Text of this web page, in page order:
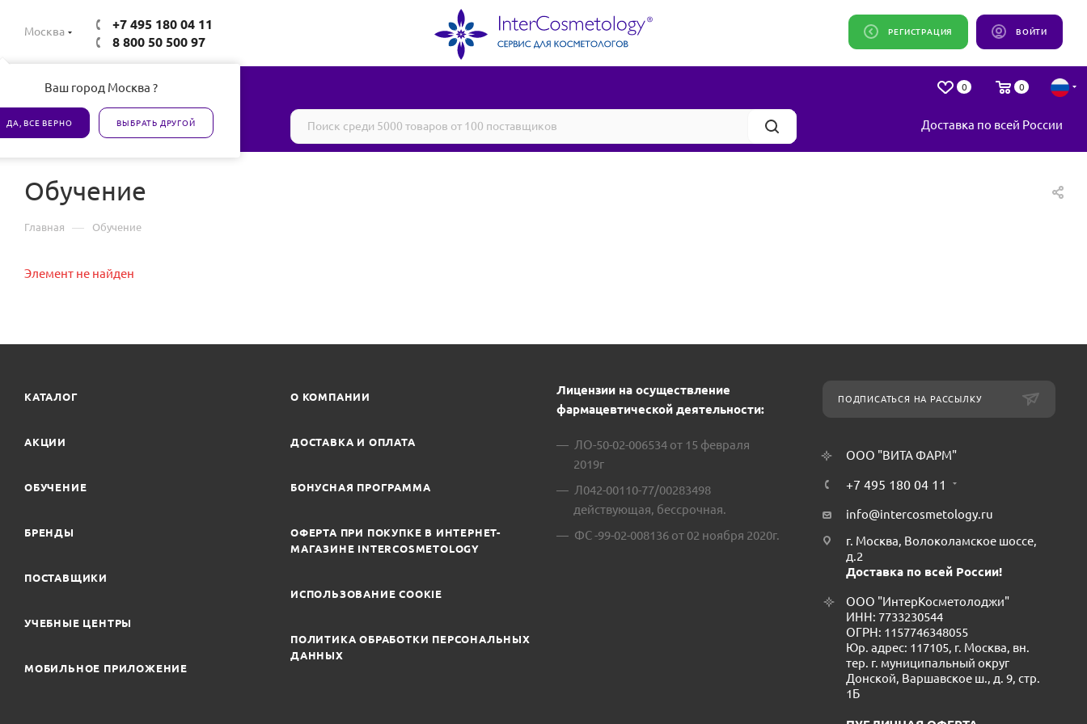
Москва
Ваш город Москва ?
ДА, ВСЕ ВЕРНО ВЫБРАТЬ ДРУГОЙ
+7 495 180 04 11
8 800 50 500 97
ВОЙТИ
РЕГИСТРАЦИЯ
0 0
Все товары сертифицированы Доставка по всей России
Обучение
Главная — Обучение
Элемент не найден
КАТАЛОГ
АКЦИИ
ОБУЧЕНИЕ
БРЕНДЫ
ПОСТАВЩИКИ
УЧЕБНЫЕ ЦЕНТРЫ
МОБИЛЬНОЕ ПРИЛОЖЕНИЕ
О КОМПАНИИ
ДОСТАВКА И ОПЛАТА
БОНУСНАЯ ПРОГРАММА
ОФЕРТА ПРИ ПОКУПКЕ В ИНТЕРНЕТ-
МАГАЗИНЕ INTERCOSMETOLOGY
ИСПОЛЬЗОВАНИЕ COOKIE
ПОЛИТИКА ОБРАБОТКИ ПЕРСОНАЛЬНЫХ
ДАННЫХ
Лицензии на осуществление
фармацевтической деятельности:
ЛО-50-02-006534 от 15 февраля
2019г
Л042-00110-77/00283498
действующая, бессрочная.
ФС -99-02-008136 от 02 ноября 2020г.
ПОДПИСАТЬСЯ НА РАССЫЛКУ
ООО "ВИТА ФАРМ"
+7 495 180 04 11
info@intercosmetology.ru
г. Москва, Волоколамское шоссе,
д.2
Доставка по всей России!
ООО "ИнтерКосметолоджи"
ИНН: 7733230544
ОГРН: 1157746348055
Юр. адрес: 117105, г. Москва, вн.
тер. г. муниципальный округ
Донской, Варшавское ш., д. 9, стр.
1Б